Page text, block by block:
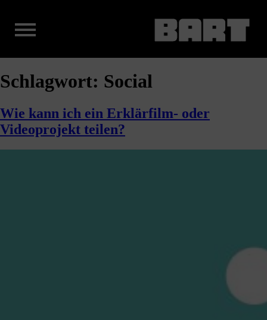
Schlagwort: Social
Wie kann ich ein Erklärfilm- oder
Videoprojekt teilen?